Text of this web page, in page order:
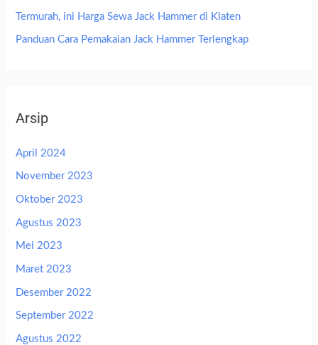
Termurah, ini Harga Sewa Jack Hammer di Klaten
Panduan Cara Pemakaian Jack Hammer Terlengkap
Arsip
April 2024
November 2023
Oktober 2023
Agustus 2023
Mei 2023
Maret 2023
Desember 2022
September 2022
Agustus 2022